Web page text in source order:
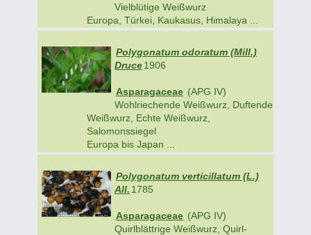
Vielblütige Weißwurz
Europa, Türkei, Kaukasus, Himalaya ...
Polygonatum odoratum (Mill.)
Druce1906
Asparagaceae (APG IV)
Wohlriechende Weißwurz, Duftende
Weißwurz, Echte Weißwurz,
Salomonssiegel
Europa bis Japan ...
Polygonatum verticillatum (L.)
All. 1785
Asparagaceae (APG IV)
Quirlblättrige Weißwurz, Quirl-